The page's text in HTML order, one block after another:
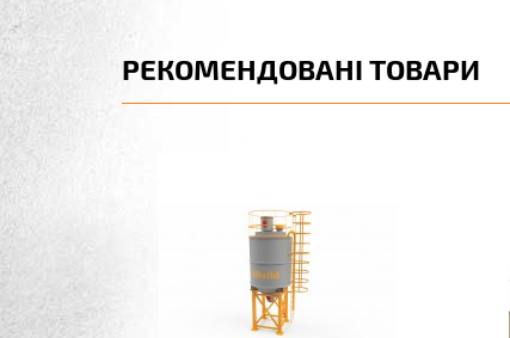
РЕКОМЕНДОВАНІ ТОВАРИ